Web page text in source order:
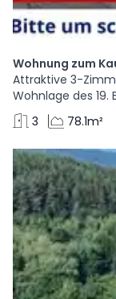
Wohnung zum
Attraktive 3-
Wohnlage des 19.
3
78.1m²